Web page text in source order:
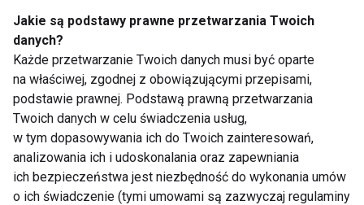
Migrena to poważna
choroba mózgu
Dieta maturzysty - co
jeść, by zwiększyć
możliwości naszego
mózgu?
Jakie są podstawy prawne przetwarzania Twoich
danych?
Każde przetwarzanie Twoich danych musi być oparte
na właściwej, zgodnej z obowiązującymi przepisami,
podstawie prawnej. Podstawą prawną przetwarzania
Twoich danych w celu świadczenia usług,
w tym dopasowywania ich do Twoich zainteresowań,
analizowania ich i udoskonalania oraz zapewniania
ich bezpieczeństwa jest niezbędność do wykonania umów
o ich świadczenie (tymi umowami są zazwyczaj regulaminy